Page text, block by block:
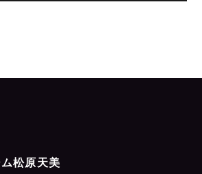
松原天美